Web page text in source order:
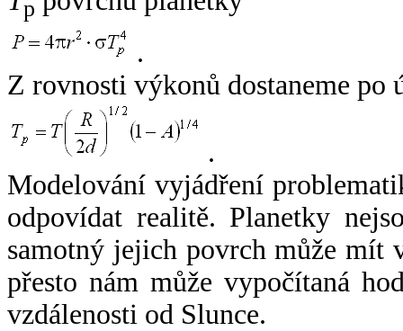
p
.
Z rovnosti výkonů dostaneme po
.
Modelování vyjádření
odpovídat realitě. Planetky
samotný jejich povrch může mít
přesto nám může vypočítaná
vzdálenosti od Slunce.